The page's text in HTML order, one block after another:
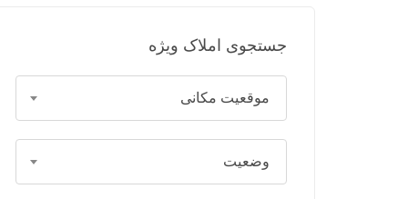
جستجوی املاک ویژه
موقعیت مکانی
وضعیت